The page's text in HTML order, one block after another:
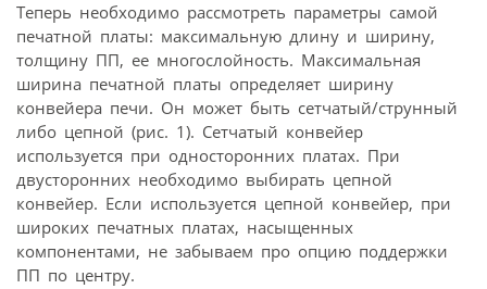
Теперь необходимо рассмотреть параметры самой
печатной платы: максимальную длину и ширину,
толщину ПП, ее многослойность. Максимальная
ширина печатной платы определяет ширину
конвейера печи. Он может быть сетчатый/струнный
либо цепной (рис. 1). Сетчатый конвейер
используется при односторонних платах. При
двусторонних необходимо выбирать цепной
конвейер. Если используется цепной конвейер, при
широких печатных платах, насыщенных
компонентами, не забываем про опцию поддержки
ПП по центру.